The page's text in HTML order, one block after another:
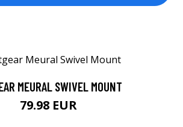
MEURAL SWIVEL MOUNT
79.98 EUR